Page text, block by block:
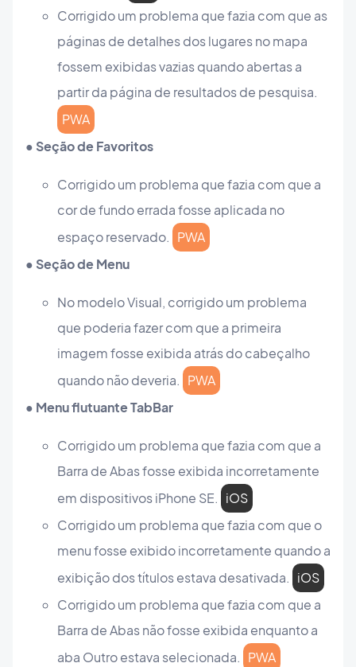
Corrigido um problema que fazia com que as
páginas de detalhes dos lugares no mapa
fossem exibidas vazias quando abertas a
partir da página de resultados de pesquisa.
PWA
● Seção de Favoritos
Corrigido um problema que fazia com que a
cor de fundo errada fosse aplicada no
espaço reservado. PWA
● Seção de Menu
No modelo Visual, corrigido um problema
que poderia fazer com que a primeira
imagem fosse exibida atrás do cabeçalho
quando não deveria. PWA
● Menu flutuante TabBar
Corrigido um problema que fazia com que a
Barra de Abas fosse exibida incorretamente
em dispositivos iPhone SE. iOS
Corrigido um problema que fazia com que o
menu fosse exibido incorretamente quando a
exibição dos títulos estava desativada. iOS
Corrigido um problema que fazia com que a
Barra de Abas não fosse exibida enquanto a
aba Outro estava selecionada. PWA